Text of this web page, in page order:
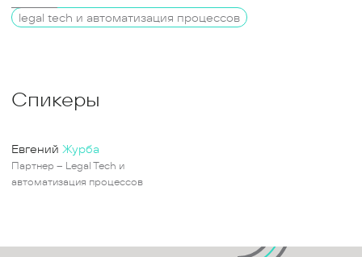
legal tech и автоматизация процессов
Спикеры
Евгений Журба
Партнер – Legal Tech и
автоматизация процессов